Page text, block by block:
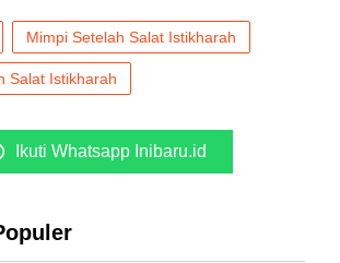
Mimpi Setelah Salat Istikharah
Salat Istikharah
Ikuti Whatsapp Inibaru.id